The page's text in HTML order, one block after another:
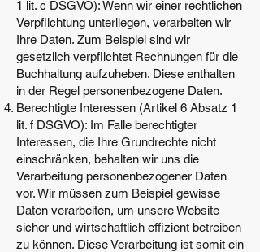
1 lit. c DSGVO): Wenn wir einer rechtlichen
Verpflichtung unterliegen, verarbeiten wir
Ihre Daten. Zum Beispiel sind wir
gesetzlich verpflichtet Rechnungen für die
Buchhaltung aufzuheben. Diese enthalten
in der Regel personenbezogene Daten.
Berechtigte Interessen (Artikel 6 Absatz 1
lit. f DSGVO): Im Falle berechtigter
Interessen, die Ihre Grundrechte nicht
einschränken, behalten wir uns die
Verarbeitung personenbezogener Daten
vor. Wir müssen zum Beispiel gewisse
Daten verarbeiten, um unsere Website
sicher und wirtschaftlich effizient betreiben
zu können. Diese Verarbeitung ist somit ein